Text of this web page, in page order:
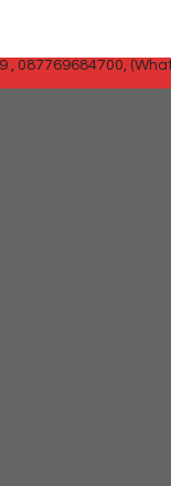
, 087769684700,